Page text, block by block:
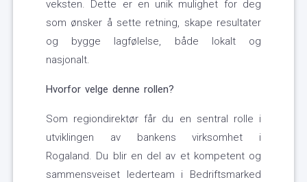
veksten. Dette er en unik mulighet for deg
som ønsker å sette retning, skape resultater
og bygge lagfølelse, både lokalt og
nasjonalt.
Hvorfor velge denne rollen?
Som regiondirektør får du en sentral rolle i
utviklingen av bankens virksomhet i
Rogaland. Du blir en del av et kompetent og
sammensveiset lederteam i Bedriftsmarked